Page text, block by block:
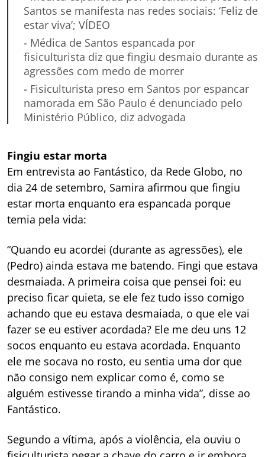
Santos se manifesta nas redes sociais: ‘Feliz de
estar viva’; VÍDEO
- Médica de Santos espancada por
fisiculturista diz que fingiu desmaio durante as
agressões com medo de morrer
- Fisiculturista preso em Santos por espancar
namorada em São Paulo é denunciado pelo
Ministério Público, diz advogada
Fingiu estar morta
Em entrevista ao Fantástico, da Rede Globo, no
dia 24 de setembro, Samira afirmou que fingiu
estar morta enquanto era espancada porque
temia pela vida:
“Quando eu acordei (durante as agressões), ele
(Pedro) ainda estava me batendo. Fingi que estava
desmaiada. A primeira coisa que pensei foi: eu
preciso ficar quieta, se ele fez tudo isso comigo
achando que eu estava desmaiada, o que ele vai
fazer se eu estiver acordada? Ele me deu uns 12
socos enquanto eu estava acordada. Enquanto
ele me socava no rosto, eu sentia uma dor que
não consigo nem explicar como é, como se
alguém estivesse tirando a minha vida”, disse ao
Fantástico.
Segundo a vítima, após a violência, ela ouviu o